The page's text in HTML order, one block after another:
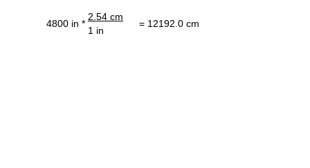
4800 in *
2.54 cm
= 12192.0 cm
1 in